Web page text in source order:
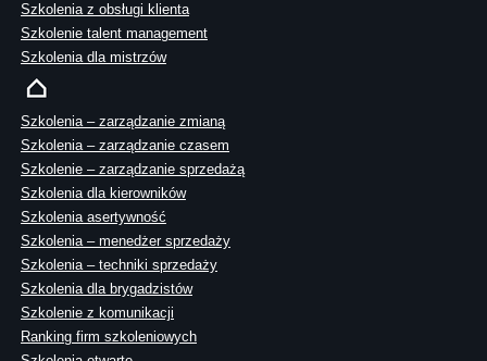
Szkolenia z obsługi klienta
Szkolenie talent management
Szkolenia dla mistrzów
Szkolenia – zarządzanie zmianą
Szkolenia – zarządzanie czasem
Szkolenie – zarządzanie sprzedażą
Szkolenia dla kierowników
Szkolenia asertywność
Szkolenia – menedżer sprzedaży
Szkolenia – techniki sprzedaży
Szkolenia dla brygadzistów
Szkolenie z komunikacji
Ranking firm szkoleniowych